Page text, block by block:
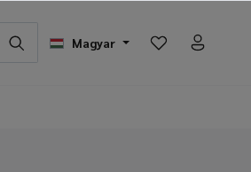
Magyar